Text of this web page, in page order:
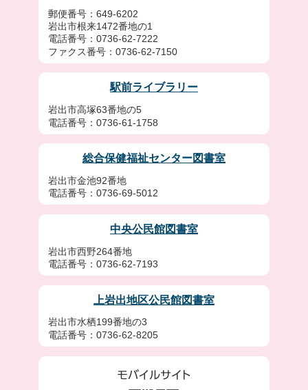
郵便番号：649-6202
岩出市根来1472番地の1
電話番号：0736-62-7222
ファクス番号：0736-62-7150
駅前ライブラリー
岩出市高塚63番地の5
電話番号：0736-61-1758
総合保健福祉センター図書室
岩出市金池92番地
電話番号：0736-69-5012
中央公民館図書室
岩出市西野264番地
電話番号：0736-62-7193
上岩出地区公民館図書室
岩出市水栖199番地の3
電話番号：0736-62-8205